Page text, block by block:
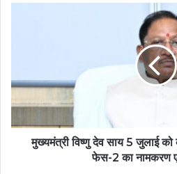
मुख्यमंत्री विष्णु देव साय 5 जुलाई
फेस-2 का नामकरण